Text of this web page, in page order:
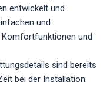
entwickelt und
und
Komfortfunktionen und
sind bereits
bei der Installation.